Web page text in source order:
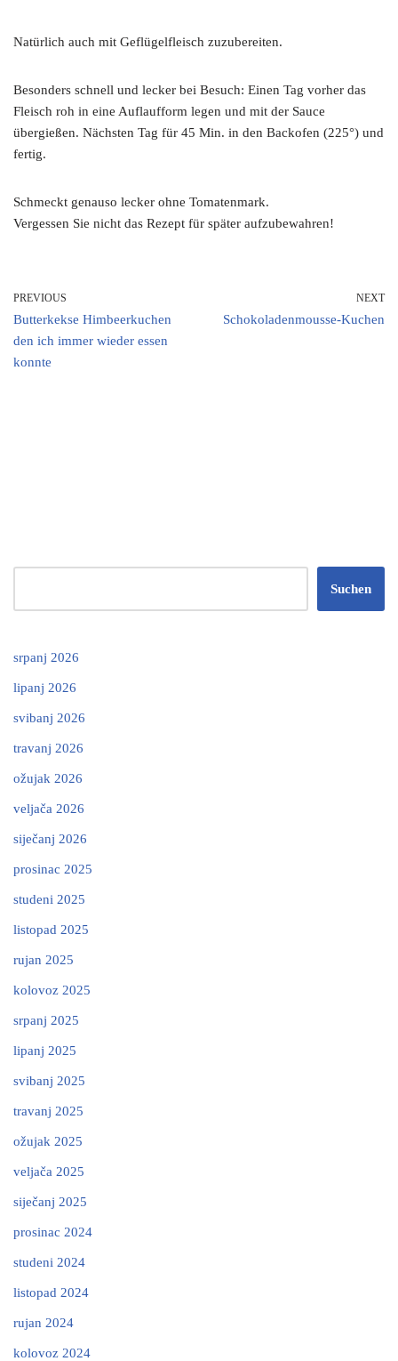
Natürlich auch mit Geflügelfleisch zuzubereiten.
Besonders schnell und lecker bei Besuch: Einen Tag vorher das
Fleisch roh in eine Auflaufform legen und mit der Sauce
übergießen. Nächsten Tag für 45 Min. in den Backofen (225°) und
fertig.
Schmeckt genauso lecker ohne Tomatenmark.
Vergessen Sie nicht das Rezept für später aufzubewahren!
PREVIOUS
Butterkekse Himbeerkuchen
den ich immer wieder essen
konnte
NEXT
Schokoladenmousse-Kuchen
Suchen
srpanj 2026
lipanj 2026
svibanj 2026
travanj 2026
ožujak 2026
veljača 2026
siječanj 2026
prosinac 2025
studeni 2025
listopad 2025
rujan 2025
kolovoz 2025
srpanj 2025
lipanj 2025
svibanj 2025
travanj 2025
ožujak 2025
veljača 2025
siječanj 2025
prosinac 2024
studeni 2024
listopad 2024
rujan 2024
kolovoz 2024